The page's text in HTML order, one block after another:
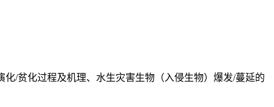
/贫化过程及机理、水生灾害生物（入侵生物）爆发/蔓延的